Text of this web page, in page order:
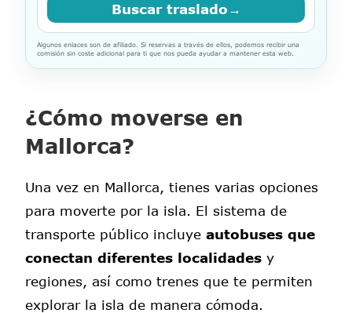
Buscar traslado →
Algunos enlaces son de afiliado. Si reservas a través de ellos, podemos recibir una
comisión sin coste adicional para ti que nos pueda ayudar a mantener esta web.
¿Cómo moverse en
Mallorca?
Una vez en Mallorca, tienes varias opciones
para moverte por la isla. El sistema de
transporte público incluyeautobuses que
conectan diferentes localidades y
regiones, así como trenes que te permiten
explorar la isla de manera cómoda.